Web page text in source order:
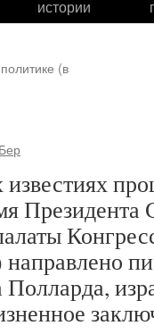
истории
(в
Бер
известиях
Полларда,